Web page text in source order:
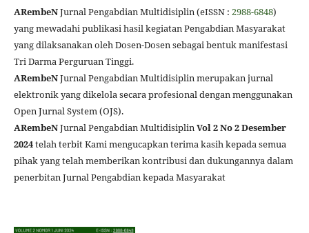
ARembeNJurnal Pengabdian Multidisiplin (eISSN : 2988-6848)
yang mewadahi publikasi hasil kegiatan Pengabdian Masyarakat
yang dilaksanakan oleh Dosen-Dosen sebagai bentuk manifestasi
Tri Darma Perguruan Tinggi.
ARembeNJurnal Pengabdian Multidisiplin merupakan jurnal
elektronik yang dikelola secara profesional dengan menggunakan
Open Jurnal System (OJS).
ARembeNJurnal Pengabdian MultidisiplinVol 2 No 2 Desember
2024telah terbit Kami mengucapkan terima kasih kepada semua
pihak yang telah memberikan kontribusi dan dukungannya dalam
penerbitan Jurnal Pengabdian kepada Masyarakat